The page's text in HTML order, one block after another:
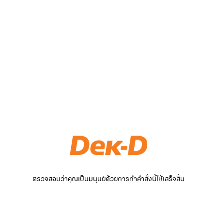
ตรวจสอบว่าคุณเป็นมนุษย์ด้วยการทำคำสั่งนี้ให้เสร็จสิ้น